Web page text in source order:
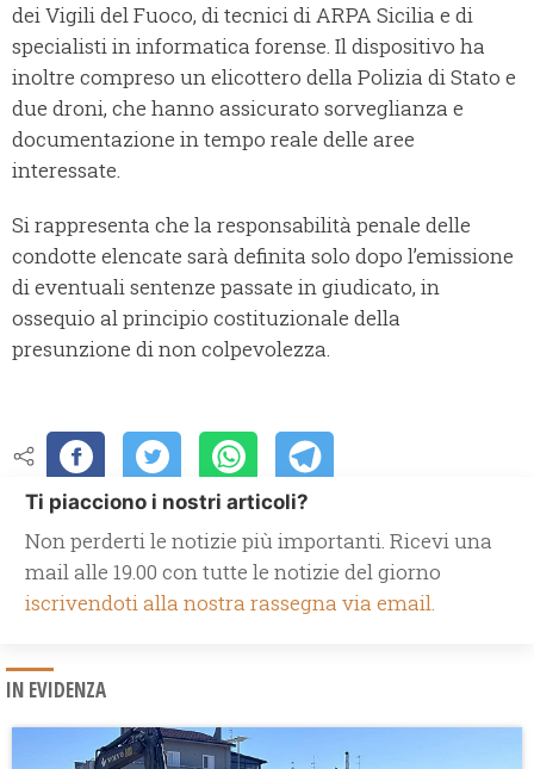
dei Vigili del Fuoco, di tecnici di ARPA Sicilia e di
specialisti in informatica forense. Il dispositivo ha
inoltre compreso un elicottero della Polizia di Stato e
due droni, che hanno assicurato sorveglianza e
documentazione in tempo reale delle aree
interessate.
Si rappresenta che la responsabilità penale delle
condotte elencate sarà definita solo dopo l’emissione
di eventuali sentenze passate in giudicato, in
ossequio al principio costituzionale della
presunzione di non colpevolezza.
Ti piacciono i nostri articoli?
Non perderti le notizie più importanti. Ricevi una
mail alle 19.00 con tutte le notizie del giorno
iscrivendoti alla nostra rassegna via email.
IN EVIDENZA